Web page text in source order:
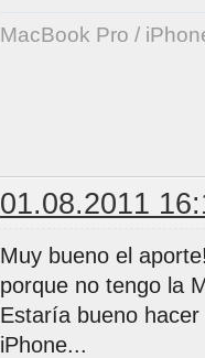
MacBook Pro /
01.08.2011
Muy bueno el
porque no tengo la
Estaría bueno
iPhone...